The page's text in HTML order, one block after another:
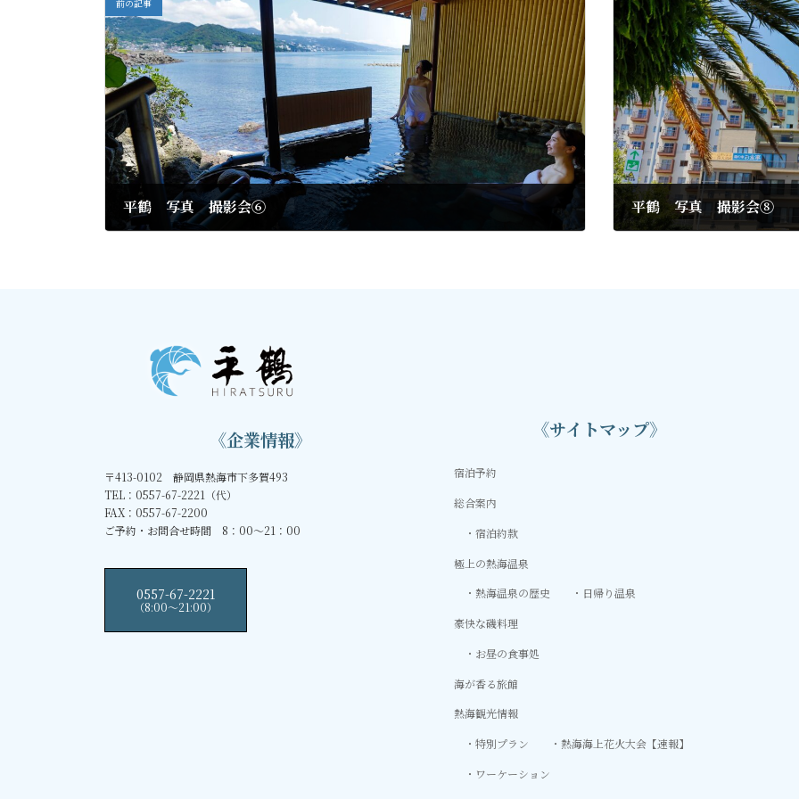
前の記事
平鶴 写真 撮影会⑥ 平鶴 写真 撮影会⑧
《企業情報》
〒413-0102 静岡県熱海市下多賀493
TEL：0557-67-2221（代）
FAX：0557-67-2200
ご予約・お問合せ時間 8：00～21：00
0557-67-2221
（8:00〜21:00）
《サイトマップ》
宿泊予約
総合案内
宿泊約款
極上の熱海温泉
熱海温泉の歴史
日帰り温泉
豪快な磯料理
お昼の食事処
海が香る旅館
熱海観光情報
特別プラン
熱海海上花火大会【速報】
ワーケーション